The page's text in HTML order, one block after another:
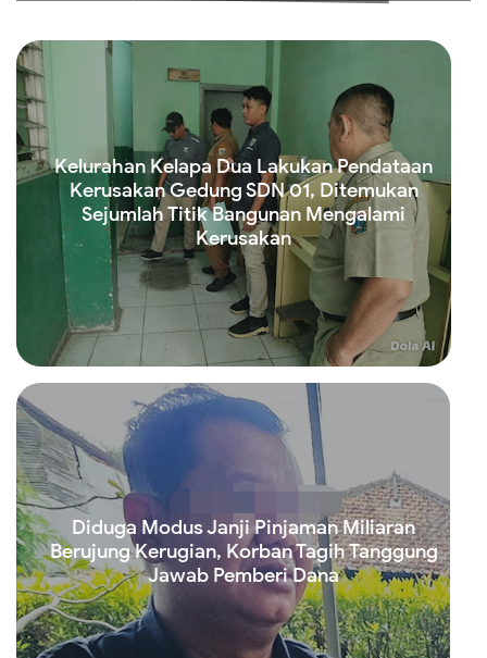
Kelurahan Kelapa Dua Lakukan Pendataan
Kerusakan Gedung SDN 01, Ditemukan
Sejumlah Titik Bangunan Mengalami
Kerusakan
Read more
Diduga Modus Janji Pinjaman Miliaran
Berujung Kerugian, Korban Tagih Tanggung
Jawab Pemberi Dana